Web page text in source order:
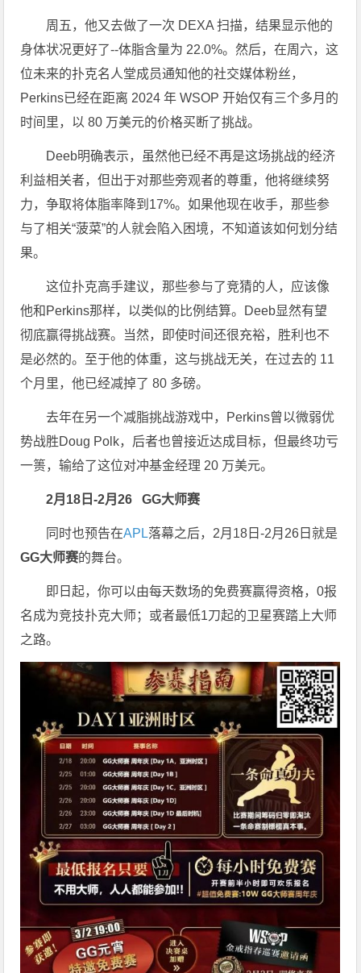
周五，他又去做了一次 DEXA 扫描，结果显示他的
身体状况更好了--体脂含量为 22.0%。然后，在周六，这
位未来的扑克名人堂成员通知他的社交媒体粉丝，
Perkins已经在距离 2024 年 WSOP 开始仅有三个多月的
时间里，以 80 万美元的价格买断了挑战。
Deeb明确表示，虽然他已经不再是这场挑战的经济
利益相关者，但出于对那些旁观者的尊重，他将继续努
力，争取将体脂率降到17%。如果他现在收手，那些参
与了相关“菠菜”的人就会陷入困境，不知道该如何划分结
果。
这位扑克高手建议，那些参与了竞猜的人，应该像
他和Perkins那样，以类似的比例结算。Deeb显然有望
彻底赢得挑战赛。当然，即使时间还很充裕，胜利也不
是必然的。至于他的体重，这与挑战无关，在过去的 11
个月里，他已经减掉了 80 多磅。
去年在另一个减脂挑战游戏中，Perkins曾以微弱优
势战胜Doug Polk，后者也曾接近达成目标，但最终功亏
一篑，输给了这位对冲基金经理 20 万美元。
2月18日-2月26GG大师赛
同时也预告在APL落幕之后，2月18日-2月26日就是
GG大师赛的舞台。
即日起，你可以由每天数场的免费赛赢得资格，0报
名成为竞技扑克大师；或者最低1刀起的卫星赛踏上大师
之路。